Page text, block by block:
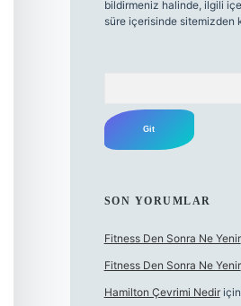
bildirmeniz halinde, ilgili
süre içerisinde sitemizden
SON YORUMLAR
Fitness Den Sonra Ne Yenir
Fitness Den Sonra Ne Yenir
Hamilton Çevrimi Nediriçin